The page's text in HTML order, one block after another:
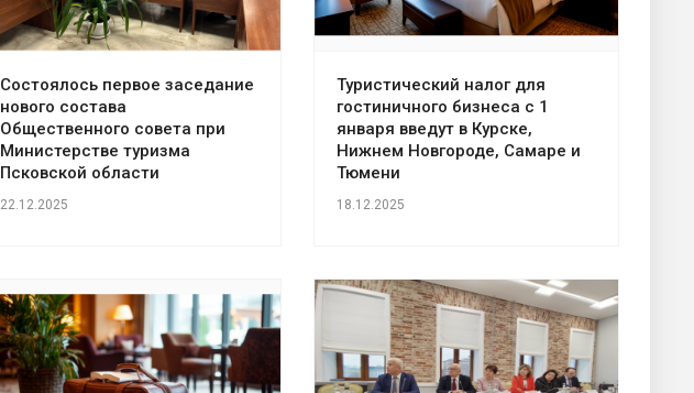
Состоялось первое заседание
нового состава
Общественного совета при
Министерстве туризма
Псковской области
22.12.2025
Туристический налог для
гостиничного бизнеса с 1
января введут в Курске,
Нижнем Новгороде, Самаре и
Тюмени
18.12.2025